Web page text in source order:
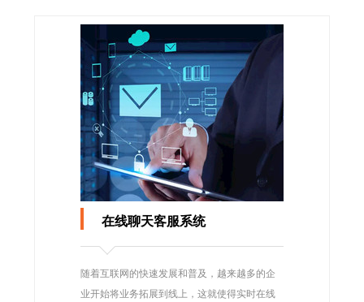
在线聊天客服系统
随着互联网的快速发展和普及，越来越多的企
业开始将业务拓展到线上，这就使得实时在线